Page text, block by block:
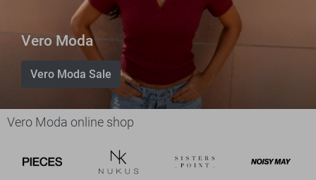
Vero Moda
Vero Moda Sale
Vero Moda online shop